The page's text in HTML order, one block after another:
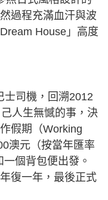
過程充滿血汗與波
House」高度
士司機，回溯2012
人生無憾的事，決
假期（Working
澳元（按當年匯率
個背包便出發。
復一年，最後正式